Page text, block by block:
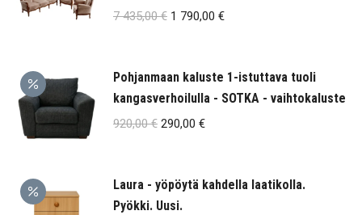
118,00 €.
7 435,00€ Alkuperäinen
7
435,00 €.
1 790,00 €Nykyinen
1
790,00 €.
Pohjanmaan kaluste 1-istuttava tuoli
kangasverhoilulla - SOTKA - vaihtokaluste
920,00€ Alkuperäinen
920,00 €.
290,00 €Nykyinen
290,00 €.
Laura - yöpöytä kahdella laatikolla.
Pyökki. Uusi.